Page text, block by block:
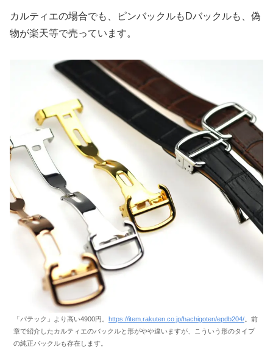
カルティエの場合でも、ピンバックルもDバックルも、偽
物が楽天等で売っています。
「パテック」より高い4900円。 https://item.rakuten.co.jp/hachigoten/epdb204/ 。前
章で紹介したカルティエのバックルと形がやや違いますが、こういう形のタイプ
の純正バックルも存在します。